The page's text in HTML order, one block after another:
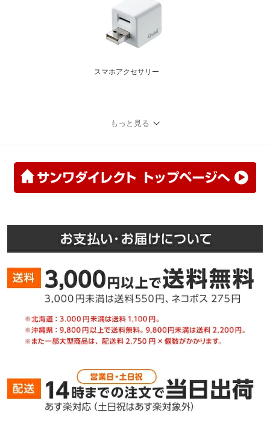
スマホアクセサリー
もっと見る